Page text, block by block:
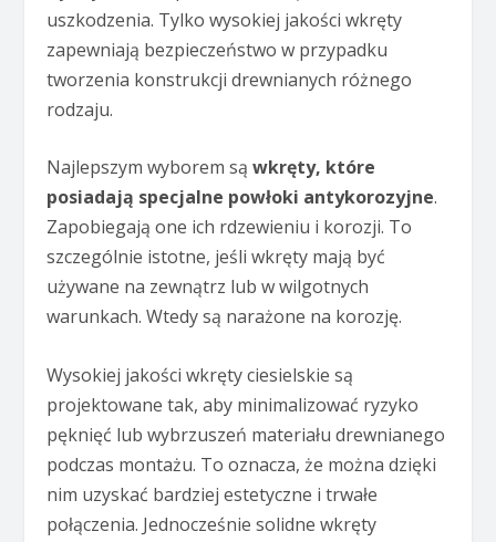
uszkodzenia. Tylko wysokiej jakości wkręty
zapewniają bezpieczeństwo w przypadku
tworzenia konstrukcji drewnianych różnego
rodzaju.
Najlepszym wyborem sąwkręty, które
posiadają specjalne powłoki antykorozyjne.
Zapobiegają one ich rdzewieniu i korozji. To
szczególnie istotne, jeśli wkręty mają być
używane na zewnątrz lub w wilgotnych
warunkach. Wtedy są narażone na korozję.
Wysokiej jakości wkręty ciesielskie są
projektowane tak, aby minimalizować ryzyko
pęknięć lub wybrzuszeń materiału drewnianego
podczas montażu. To oznacza, że można dzięki
nim uzyskać bardziej estetyczne i trwałe
połączenia. Jednocześnie solidne wkręty